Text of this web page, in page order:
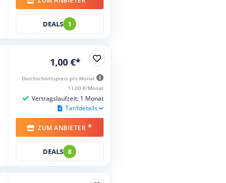
DEALS 1
1,00 €*
Durchschnittspreis pro Monat
11,00 €/Monat
Vertragslaufzeit: 1 Monat
Tarifdetails
ZUM ANBIETER *
DEALS 8